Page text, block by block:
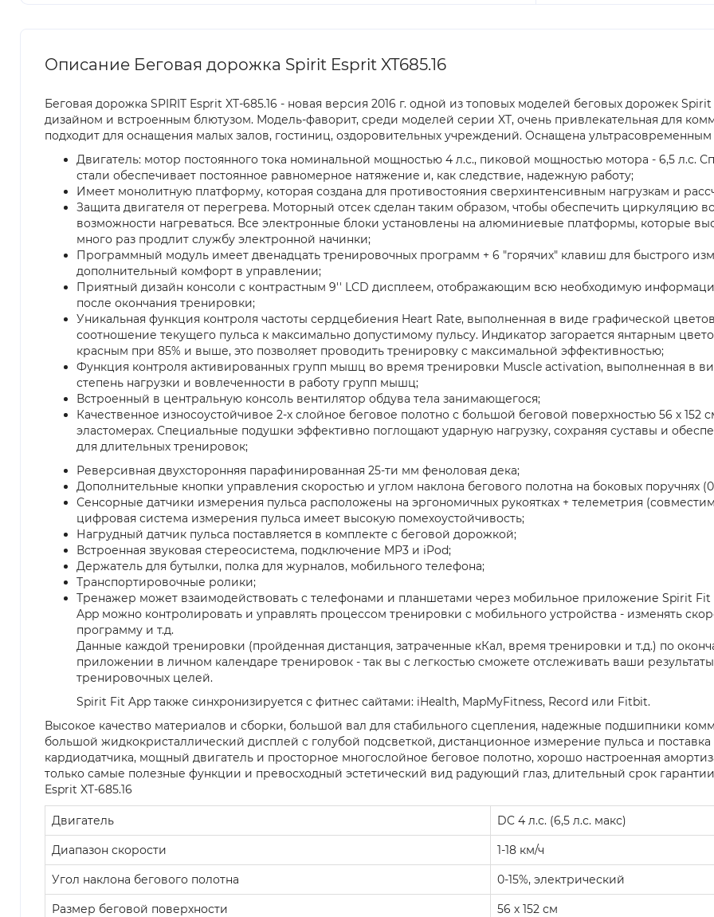
Описание Беговая дорожка Spirit Esprit XT685.16
Беговая дорожка SPIRIT Esprit XT-685.16 - новая версия 2016 г. одной из топовых моделей беговых дорожек
дизайном и встроенным блютузом. Модель-фаворит, среди моделей серии XT, очень привлекательная для
подходит для оснащения малых залов, гостиниц, оздоровительных учреждений. Оснащена
Двигатель: мотор постоянного тока номинальной мощностью 4 л.с., пиковой мощностью мотора - 6,5 л.с.
стали обеспечивает постоянное равномерное натяжение и, как следствие, надежную работу;
Имеет монолитную платформу, которая создана для противостояния сверхинтенсивным нагрузкам и
Защита двигателя от перегрева. Моторный отсек сделан таким образом, чтобы обеспечить циркуляцию
возможности нагреваться. Все электронные блоки установлены на алюминиевые платформы, которые
много раз продлит службу электронной начинки;
Программный модуль имеет двенадцать тренировочных программ + 6 "горячих" клавиш для быстрого
дополнительный комфорт в управлении;
Приятный дизайн консоли с контрастным 9'' LCD дисплеем, отображающим всю необходимую
после окончания тренировки;
Уникальная функция контроля частоты сердцебиения Heart Rate, выполненная в виде графической
соотношение текущего пульса к максимально допустимому пульсу. Индикатор загорается янтарным
красным при 85% и выше, это позволяет проводить тренировку с максимальной эффективностью;
Функция контроля активированных групп мышц во время тренировки Muscle activation, выполненная в
степень нагрузки и вовлеченности в работу групп мышц;
Встроенный в центральную консоль вентилятор обдува тела занимающегося;
Качественное износоустойчивое 2-х слойное беговое полотно с большой беговой поверхностью 56 х
эластомерах. Специальные подушки эффективно поглощают ударную нагрузку, сохраняя суставы и
для длительных тренировок;
Реверсивная двухсторонняя парафинированная 25-ти мм феноловая дека;
Дополнительные кнопки управления скоростью и углом наклона бегового полотна на боковых поручнях
Сенсорные датчики измерения пульса расположены на эргономичных рукоятках + телеметрия
цифровая система измерения пульса имеет высокую помехоустойчивость;
Нагрудный датчик пульса поставляется в комплекте с беговой дорожкой;
Встроенная звуковая стереосистема, подключение MP3 и iPod;
Держатель для бутылки, полка для журналов, мобильного телефона;
Транспортировочные ролики;
Тренажер может взаимодействовать с телефонами и планшетами через мобильное приложение Spirit
App можно контролировать и управлять процессом тренировки с мобильного устройства - изменять
программу и т.д.
Данные каждой тренировки (пройденная дистанция, затраченные кКал, время тренировки и т.д.) по
приложении в личном календаре тренировок - так вы с легкостью сможете отслеживать ваши
тренировочных целей.
Spirit Fit App также синхронизируется с фитнес сайтами: iHealth, MapMyFitness, Record или Fitbit.
Высокое качество материалов и сборки, большой вал для стабильного сцепления, надежные подшипники
большой жидкокристаллический дисплей с голубой подсветкой, дистанционное измерение пульса и
кардиодатчика, мощный двигатель и просторное многослойное беговое полотно, хорошо настроенная
только самые полезные функции и превосходный эстетический вид радующий глаз, длительный срок
Esprit XT-685.16
Двигатель DC 4 л.с. (6,5 л.с. макс)
Диапазон скорости 1-18 км/ч
Угол наклона бегового полотна 0-15%, электрический
Размер беговой поверхности 56 х 152 см